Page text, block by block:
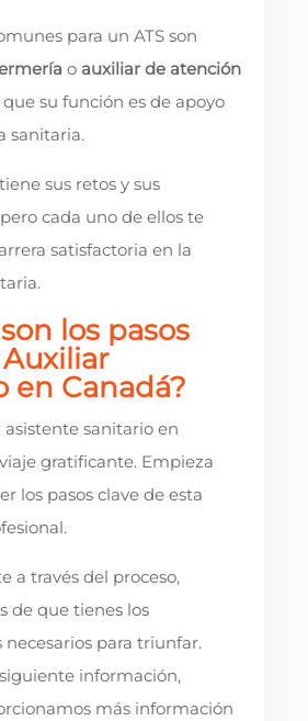
para un ATS son
o auxiliar de atención
que su función es de apoyo
sanitaria.
sus retos y sus
cada uno de ellos te
satisfactoria en la
los pasos
en Canadá?
asistente sanitario en
gratificante. Empieza
los pasos clave de esta
a través del proceso,
de que tienes los
para triunfar.
información,
más información